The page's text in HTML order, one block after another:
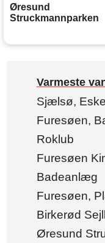
Øresund
Struckmannparken
Varmeste
Sjælsø,
Furesøen,
Roklub
Furesøen
Badeanlæg
Furesøen,
Birkerød
Øresund